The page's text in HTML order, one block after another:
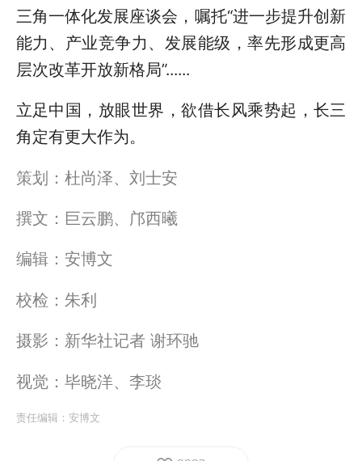
三角一体化发展座谈会，嘱托“进一步提升创新
能力、产业竞争力、发展能级，率先形成更高
层次改革开放新格局”......
立足中国，放眼世界，欲借长风乘势起，长三
角定有更大作为。
策划：杜尚泽、刘士安
撰文：巨云鹏、邝西曦
编辑：安博文
校检：朱利
摄影：新华社记者 谢环驰
视觉：毕晓洋、李琰
责任编辑： 安博文